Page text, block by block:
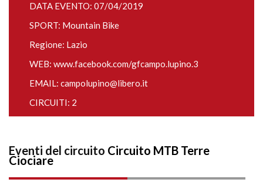
DATA EVENTO: 07/04/2019
SPORT: Mountain Bike
Regione: Lazio
WEB: www.facebook.com/gfcampo.lupino.3
EMAIL: campolupino@libero.it
CIRCUITI: 2
Eventi del circuito Circuito MTB Terre
Ciociare